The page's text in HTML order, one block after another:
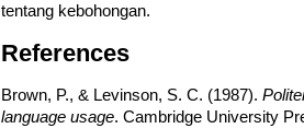
tentang kebohongan.
References
Brown, P., & Levinson, S. C. (1987).
language usage. Cambridge University